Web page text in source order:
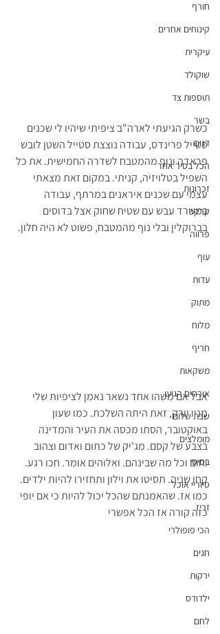
חורף
קינוחים אחרים
עיקרית
שוקולד
תוספות צד
בשר
דגים
הכל בסיר אחד
זכרונות
קרקר
פרווה
עוף
עדות
מתוק
מלוח
חריף
משקאות
אורחים הגיעו
שבת שלום
מומלצים
בסיסי
סיוריי אוכל
זריז
הכי פופולרי
חגים
ירקות
ילדודס
לחם
כשרק הגיעתי לארה"ב ציפיתי שיהיו לי שכנים
סטייל פרינדס, עבודה נוצצת סטייל השטן לובש
פראדה ונוף מהמטבח לשדרה החמישית. את כל
השפיל בטלויזיה, קניתי. במקום זאת מצאתי
עצמי עם שכנים איראנים במרתף, עבודה
במשרד עבש עם שטיח שחוק אצל בדוסים
בברוקלין ובלי נוף מהמטבח, פשוט לא היה חלון.
אבל אם משהו אחד נשאר נאמן לציפיות שלי
מניו יורק, זאת היתה השלכת. כמו שעון
באוקטובר, הסתו מכסה את העיר והמדינה
בצבע של קסם. מג'יק של כתום ואדום וצהוב
וחום וכל מה שבינהם. ואלוהים אומר. חכו רגע.
קחו שניה. תסיטו את וילון ותחזירו להיות ילדים.
כמו אז. שהאמנתם שהכל יכול להיות כי אם יופי
כזה קורה אז הכל אפשרי